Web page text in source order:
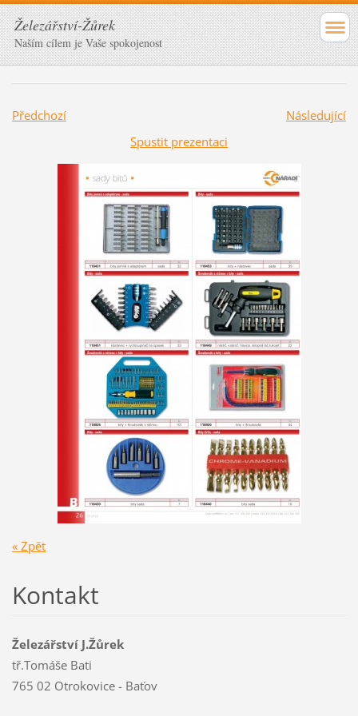
Železářství-Žůrek
Naším cílem je Vaše spokojenost
Předchozí
Následující
Spustit prezentaci
« Zpět
Kontakt
Železářství J.Žůrek
tř.Tomáše Bati
765 02 Otrokovice - Baťov